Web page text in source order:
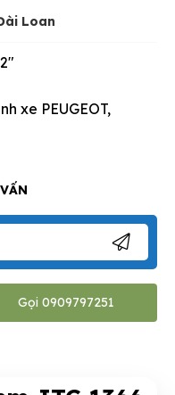
Loan
xe PEUGEOT,
Gọi 0909797251